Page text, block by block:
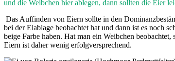
und die Weibchen hier ablegen, dann sollten die Eier
Das Auffinden von Eiern sollte in den
bei der Eiablage beobachtet hat und dann ist es noch
beige Farbe haben. Hat man ein Weibchen
Eiern ist daher wenig erfolgversprechend.